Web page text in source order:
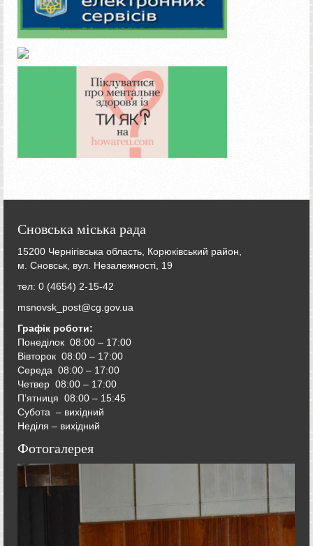
Сновська міська рада
15200 Чернігівська область, Корюківський район,
м. Сновськ, вул. Незалежності, 19
тел: 0 (4654) 2-15-42
msnovsk_post@cg.gov.ua
Графік роботи:
Понеділок 08:00 – 17:00
Вівторок 08:00 – 17:00
Середа 08:00 – 17:00
Четвер 08:00 – 17:00
П’ятниця 08:00 – 15:45
Субота – вихідний
Неділя – вихідний
Фотогалерея